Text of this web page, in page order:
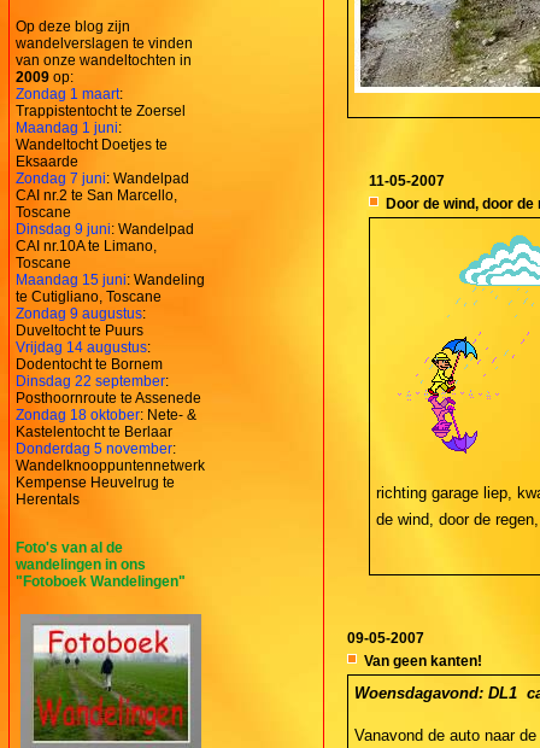
Op deze blog zijn
wandelverslagen te vinden
van onze wandeltochten in
2009 op:
Zondag 1 maart:
Trappistentocht te Zoersel
Maandag 1 juni:
Wandeltocht Doetjes te
Eksaarde
Zondag 7 juni: Wandelpad
CAI nr.2 te San Marcello,
Toscane
Dinsdag 9 juni: Wandelpad
CAI nr.10A te Limano,
Toscane
Maandag 15 juni: Wandeling
te Cutigliano, Toscane
Zondag 9 augustus:
Duveltocht te Puurs
Vrijdag 14 augustus:
Dodentocht te Bornem
Dinsdag 22 september:
Posthoornroute te Assenede
Zondag 18 oktober: Nete- &
Kastelentocht te Berlaar
Donderdag 5 november:
Wandelknooppuntennetwerk
Kempense Heuvelrug te
Herentals
Foto's van al de
wandelingen in ons
"Fotoboek Wandelingen"
11-05-2007
Door de wind, door de
richting garage liep,
de wind, door de regen,
09-05-2007
Van geen kanten!
Woensdagavond: DL1 
Vanavond de auto naar